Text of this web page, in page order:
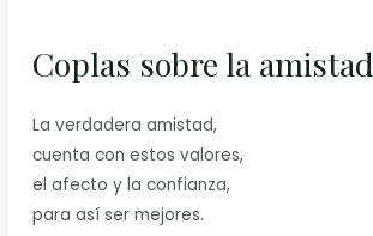
Coplas sobre la amistad
La verdadera amistad,
cuenta con estos valores,
el afecto y la confianza,
para así ser mejores.